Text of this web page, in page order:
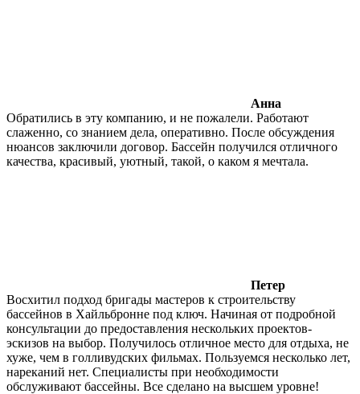
Анна
Обратились в эту компанию, и не пожалели. Работают
слаженно, со знанием дела, оперативно. После обсуждения
нюансов заключили договор. Бассейн получился отличного
качества, красивый, уютный, такой, о каком я мечтала.
Петер
Восхитил подход бригады мастеров к строительству
бассейнов в Хайльбронне под ключ. Начиная от подробной
консультации до предоставления нескольких проектов-
эскизов на выбор. Получилось отличное место для отдыха, не
хуже, чем в голливудских фильмах. Пользуемся несколько лет,
нареканий нет. Специалисты при необходимости
обслуживают бассейны. Все сделано на высшем уровне!